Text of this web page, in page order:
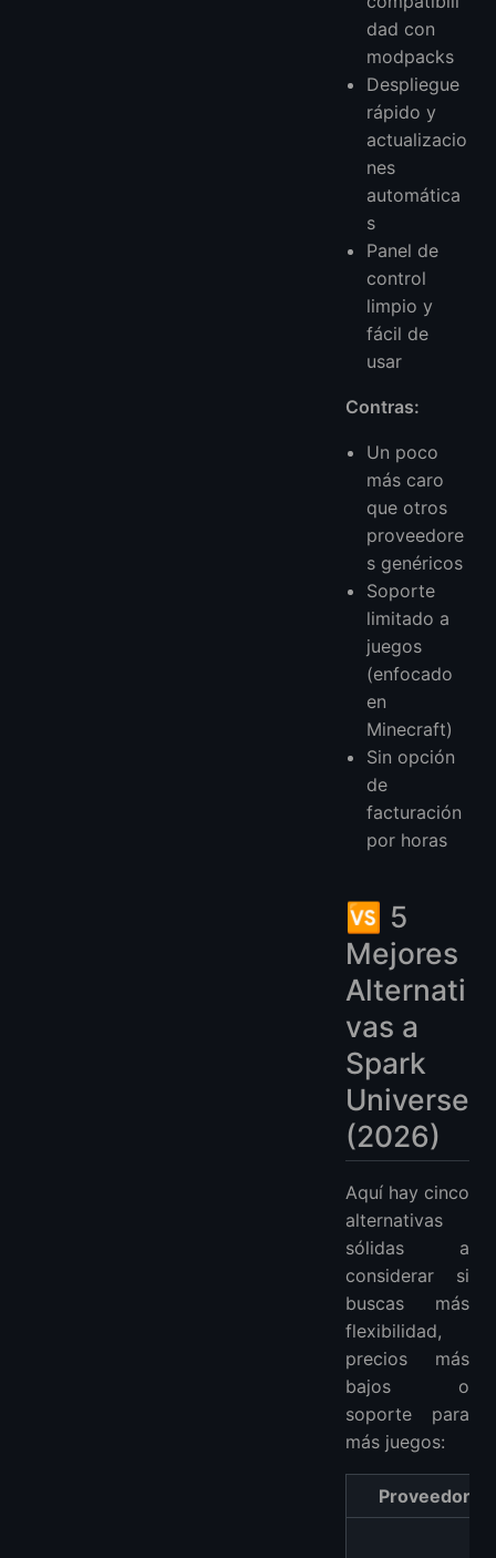
dad con
modpacks
Despliegue
rápido y
actualizacio
nes
automática
s
Panel de
control
limpio y
fácil de
usar
Contras:
Un poco
más caro
que otros
proveedore
s genéricos
Soporte
limitado a
juegos
(enfocado
en
Minecraft)
Sin opción
de
facturación
por horas
🆚 5
Mejores
Alternati
vas a
Spark
Universe
(2026)
Aquí hay cinco
alternativas
sólidas a
considerar si
buscas más
flexibilidad,
precios más
bajos o
soporte para
más juegos:
Proveedor